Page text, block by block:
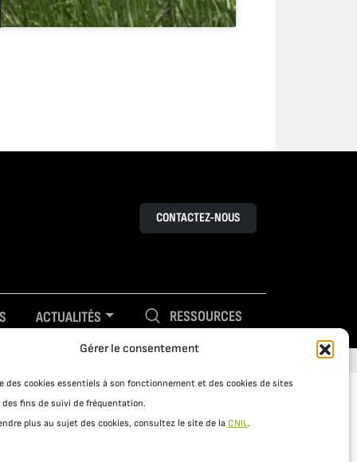
Gérer le consentement
des cookies essentiels à son fonctionnement et des cookies de sites
des fins de suivi de fréquentation.
plus au sujet des cookies, consultez le site de la CNIL.
CONTACTEZ-NOUS
ACTUALITÉS RESSOURCES